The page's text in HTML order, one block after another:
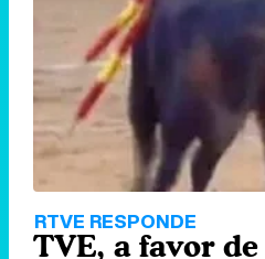
RTVE RESPONDE
TVE, a favor